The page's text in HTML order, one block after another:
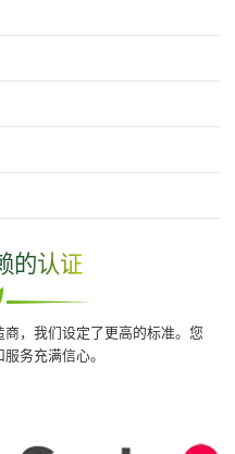
的认证
，我们设定了更高的标准。您
务充满信心。